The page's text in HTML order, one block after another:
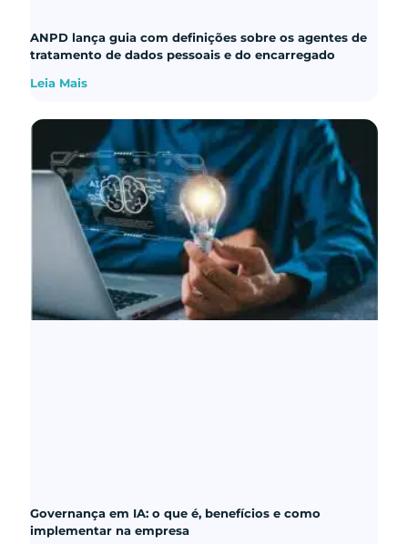
ANPD lança guia com definições sobre os agentes de
tratamento de dados pessoais e do encarregado
Leia Mais
Governança em IA: o que é, benefícios e como
implementar na empresa